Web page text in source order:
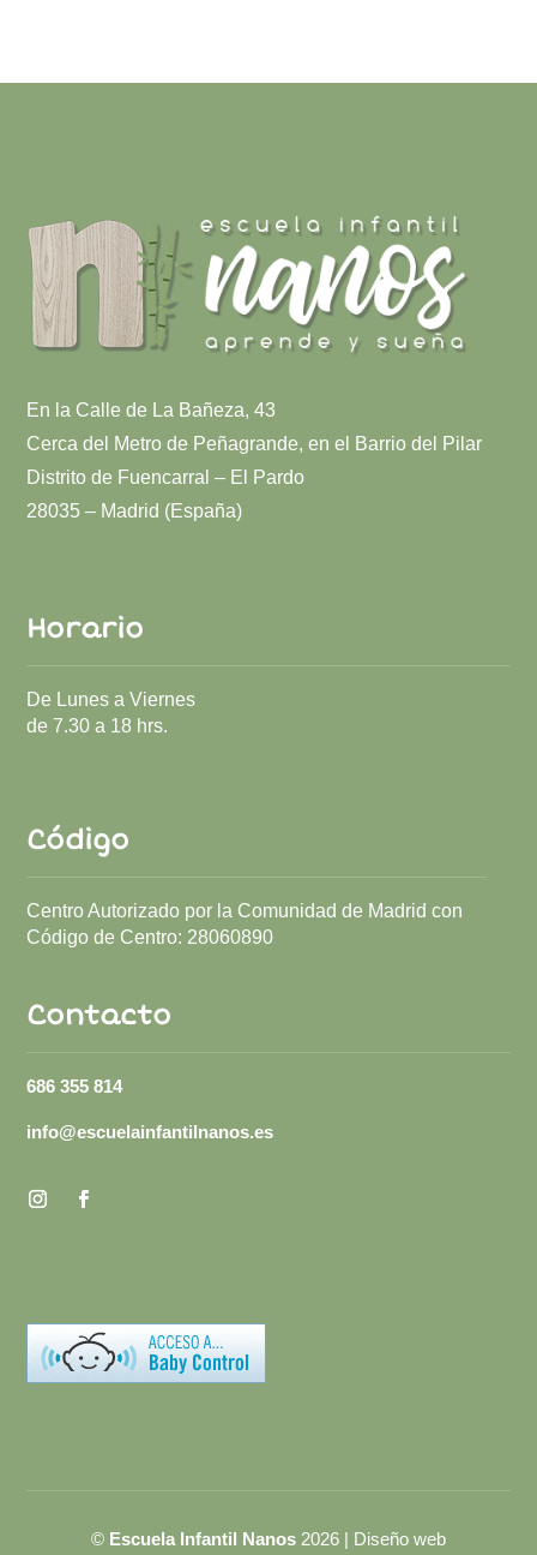
En la Calle de La Bañeza, 43
Cerca del Metro de Peñagrande, en el Barrio del Pilar
Distrito de Fuencarral – El Pardo
28035 – Madrid (España)
Horario
De Lunes a Viernes
de 7.30 a 18 hrs.
Código
Centro Autorizado por la Comunidad de Madrid con
Código de Centro: 28060890
Contacto
686 355 814
info@escuelainfantilnanos.es
© Escuela Infantil Nanos 2026 | Diseño web